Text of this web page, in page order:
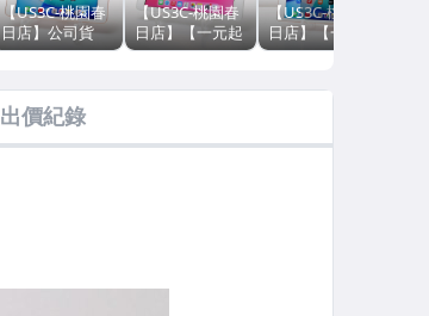
【US3C-桃園春
日店】公司貨
Apple iPad Mini
7.9 吋 800 萬畫
素 Touch ID 二
手平板
【US3C-桃園春
日店】【一元起
標】公司貨
128G WiFi 銀 9.7
識 二手平板
【US3C-桃園春
日店】【一元起
標】公司貨
128G WiFi 金
Touch ID
出價紀錄